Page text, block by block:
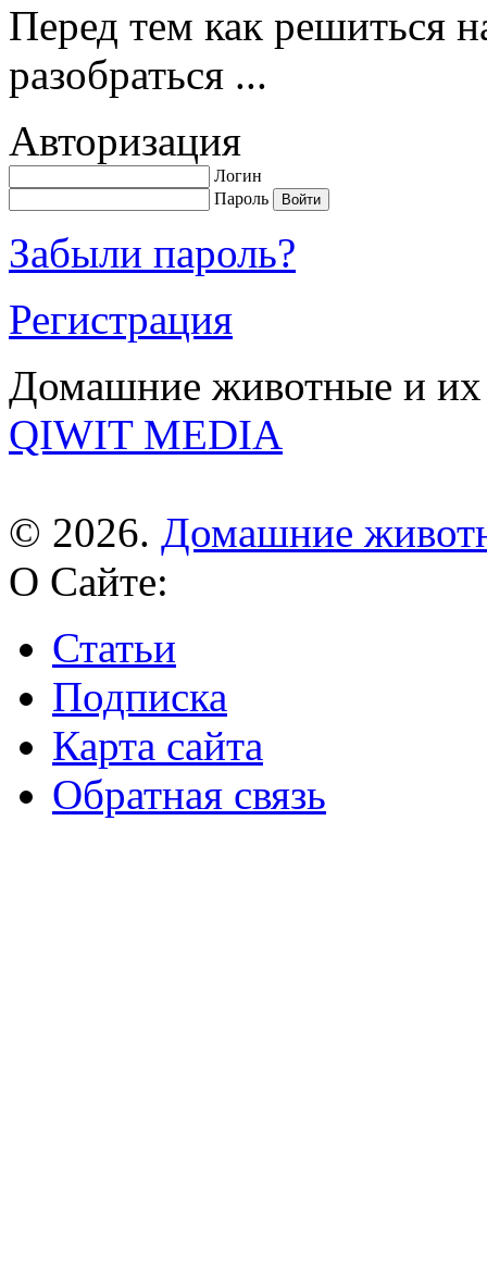
Перед тем как решиться
разобраться ...
Авторизация
Логин
Пароль
Забыли пароль?
Регистрация
Домашние животные и их
QIWIT MEDIA
© 2026. Домашние
О Сайте:
Статьи
Подписка
Карта сайта
Обратная связь